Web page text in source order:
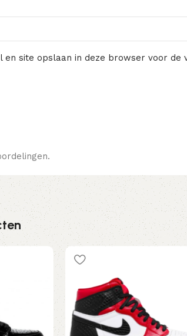
en site opslaan in deze browser voor